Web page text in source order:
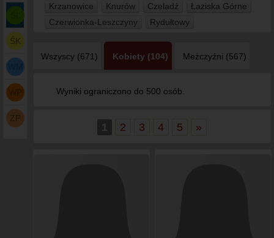
ŚK
WP
Krzanowice
Knurów Czeladź
Łaziska Górne
Czerwionka-Leszczyny
Rydułtowy
Wszyscy (671) Kobiety (104) Meżczyźni (567)
Wyniki ograniczono do 500 osób.
1 2 3 4 5 »